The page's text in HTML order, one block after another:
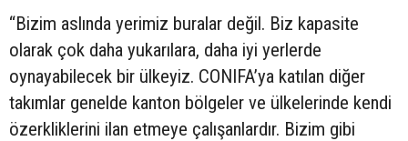
“Bizim aslında yerimiz buralar değil. Biz kapasite
olarak çok daha yukarılara, daha iyi yerlerde
oynayabilecek bir ülkeyiz. CONIFA’ya katılan diğer
takımlar genelde kanton bölgeler ve ülkelerinde kendi
özerkliklerini ilan etmeye çalışanlardır. Bizim gibi